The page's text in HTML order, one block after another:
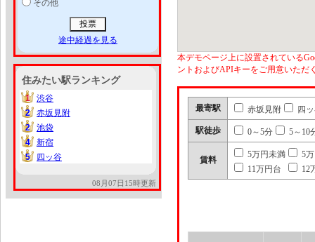
その他
途中経過を見る
住みたい駅ランキング
1
1
渋谷
2
2
赤坂見附
2
2
池袋
4
4
新宿
5
5 四ッ谷
08月07日15時更新
本デモページ上に設置されている
ントおよびAPIキーをご用意いただ
最寄駅 赤坂見附 四
駅徒歩 0～5分 5～10
賃料
5万円未満
5
11万円台
12